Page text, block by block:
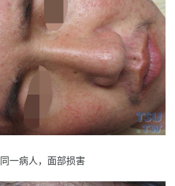
同一病人，面部损害